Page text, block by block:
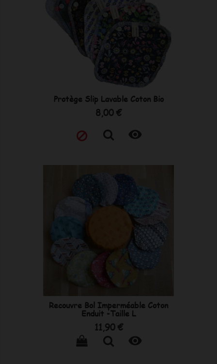
Protège Slip Lavable Coton Bio
Prix
8,00 €

Recouvre Bol Imperméable Coton
Enduit -Taille L
Prix
11,90 €
